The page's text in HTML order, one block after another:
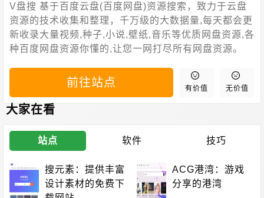
V盘搜 基于百度云盘(百度网盘)资源搜索，致力于云盘
资源的技术收集和整理，千万级的大数据量,每天都会更
新收录大量视频,种子,小说,壁纸,音乐等优质网盘资源,各
种百度网盘资源你懂的,让您一网打尽所有网盘资源。
前往站点 有价值 无价值
大家在看
站点 软件 技巧
搜元素：提供丰富
设计素材的免费下
ACG港湾：游戏
分享的港湾